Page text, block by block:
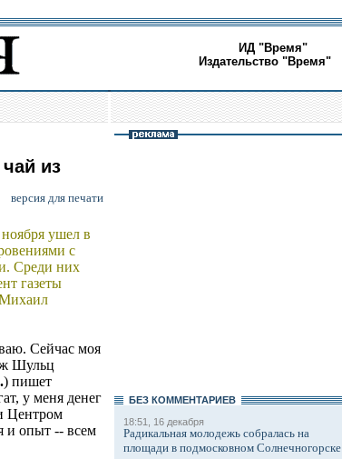
ИД "Время"
Издательство "Время"
из
версия для печати
ушел в
с
Среди них
газеты
Сейчас моя
Шульц
) пишет
у меня денег
Центром
и опыт -- всем
БЕЗ КОМMЕНТАРИЕВ
18:51, 16 декабря
Радикальная молодежь собралась на
площади в подмосковном Солнечногорске